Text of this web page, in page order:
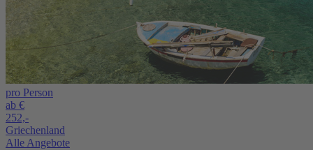
pro Person
ab €
252,-
Griechenland
Alle Angebote